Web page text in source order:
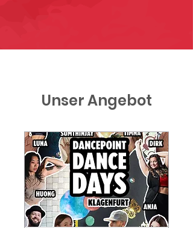
Unser Angebot